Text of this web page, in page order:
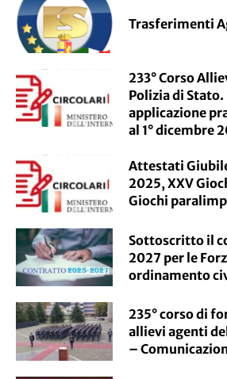
Trasferimenti
233° Corso
Polizia di
applicazione
al 1° dicembre
Attestati
2025, XXV
Giochi
Sottoscritto il
2027 per le
ordinamento
235° corso di
allievi agenti
–